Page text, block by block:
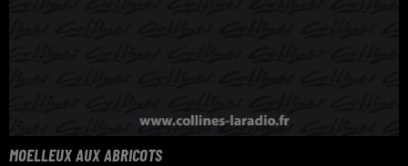
MOELLEUX AUX ABRICOTS